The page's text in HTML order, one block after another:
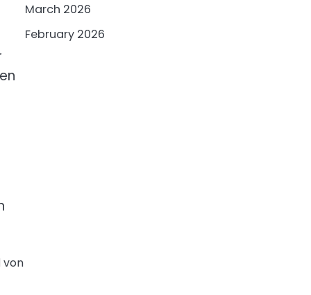
von
March 2026
February 2026